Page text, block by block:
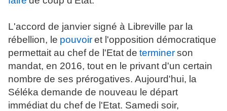
L'accord de janvier signé à Libreville par la
rébellion, le pouvoiret l'opposition démocratique
permettait au chef de l'Etat de terminerson
mandat, en 2016, tout en le privant d'un certain
nombre de ses prérogatives. Aujourd'hui, la
Séléka demande de nouveau le départ
immédiat du chef de l'Etat. Samedi soir,